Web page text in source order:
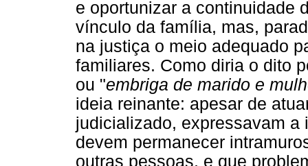
e oportunizar a continuidade
vínculo da família, mas,
na justiça o meio adequado
familiares. Como diria o dito
ou "embriga de marido e
ideia reinante: apesar de
judicializado, expressavam
devem permanecer
outras pessoas, e que